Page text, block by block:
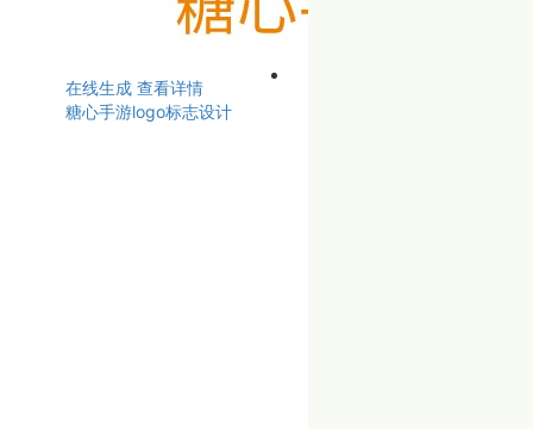
在线生成 查看详情
糖心手游logo标志设计